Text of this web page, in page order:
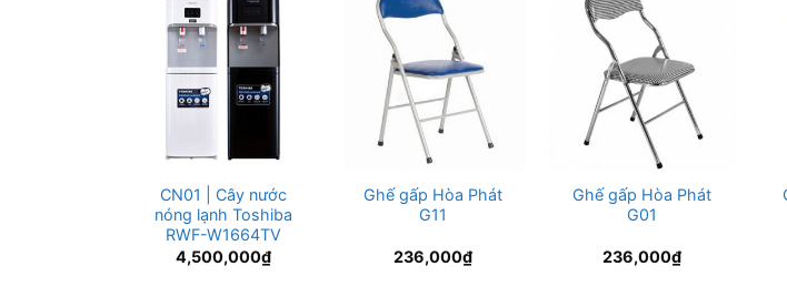
CN01 | Cây nước
nóng lạnh Toshiba
RWF-W1664TV
4,500,000₫
Ghế gấp Hòa Phát
G11
236,000₫
Ghế gấp Hòa Phát
G01
236,000₫